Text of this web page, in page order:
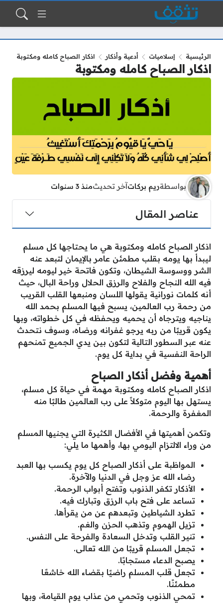
الرئيسية إسلاميات أدعية وأذكار اذكار الصباح كامله ومكتوبة
اذكار الصباح كامله ومكتوبة
بواسطةريم بركاتآخر تحديثمنذ 3 سنوات
عناصر المقال
اذكار الصباح كامله ومكتوبة هي ما يحتاجها كل مسلم
ليبدأ بها يومه بقلب مطمئن عامر بالإيمان لتبعد عنه
الشر ووسوسة الشيطان، وتكون فاتحة خير ليومه ليرزقه
فيه الله النجاح والفلاح والرزق الحلال وراحة البال، حيث
أنه كلمات نورانية يقولها اللسان ومنبعها القلب القريب
من رحمة رب العالمين، يسبح فيها المسلم بحمد الله
يناجيه ويترجاه أن يحميه ويحفظه في كل خطواته، وبها
يكون قريبًا من ربه يرجو غفرانه ورضاه، وسوف نتحدث
عنه عبر السطور التالية لتكون بين يدي الجميع تمنحهم
الراحة النفسية في بداية كل يوم.
أهمية وفضل أذكار الصباح
اذكار الصباح كامله ومكتوبة مهمة في حياة كل مسلم،
يستهل بها اليوم متوكلاً على رب العالمين طالبًا منه
المغفرة والرحمة.
وتكمن أهميتها في الأفضال الكثيرة التي يجنيها المسلم
من وراء الالتزام اليومي بها، وأهمها ما يلي:
المواظبة على أذكار الصباح كل يوم يكسب بها العبد
رضاء الله عز وجل في الدنيا والآخرة.
الأذكار تكفر الذنوب وتفتح أبواب الرحمة.
تساعد على فتح باب الرزق وتبارك فيه.
تطرد الشياطين وتبعدهم عن من يقرأها.
تزيل الهموم وتذهب الحزن والغم.
تنير القلب وتدخل السعادة والفرحة على النفس.
تجعل المسلم قريبًا من الله تعالى.
يصبح الدعاء مستجابًا.
تجعل قلب المسلم راضيًا بقضاء الله خاشعًا
مطمئنًا.
تمحي الذنوب وتحمي من عذاب يوم القيامة، وبها